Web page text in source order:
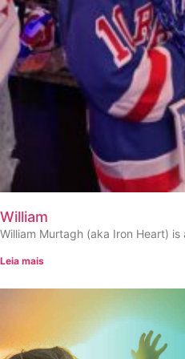
William
William Murtagh (aka Iron Heart)
Leia mais